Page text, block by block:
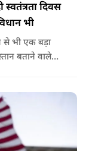
दिवस
भी
भी एक बड़ा
बताने वाले